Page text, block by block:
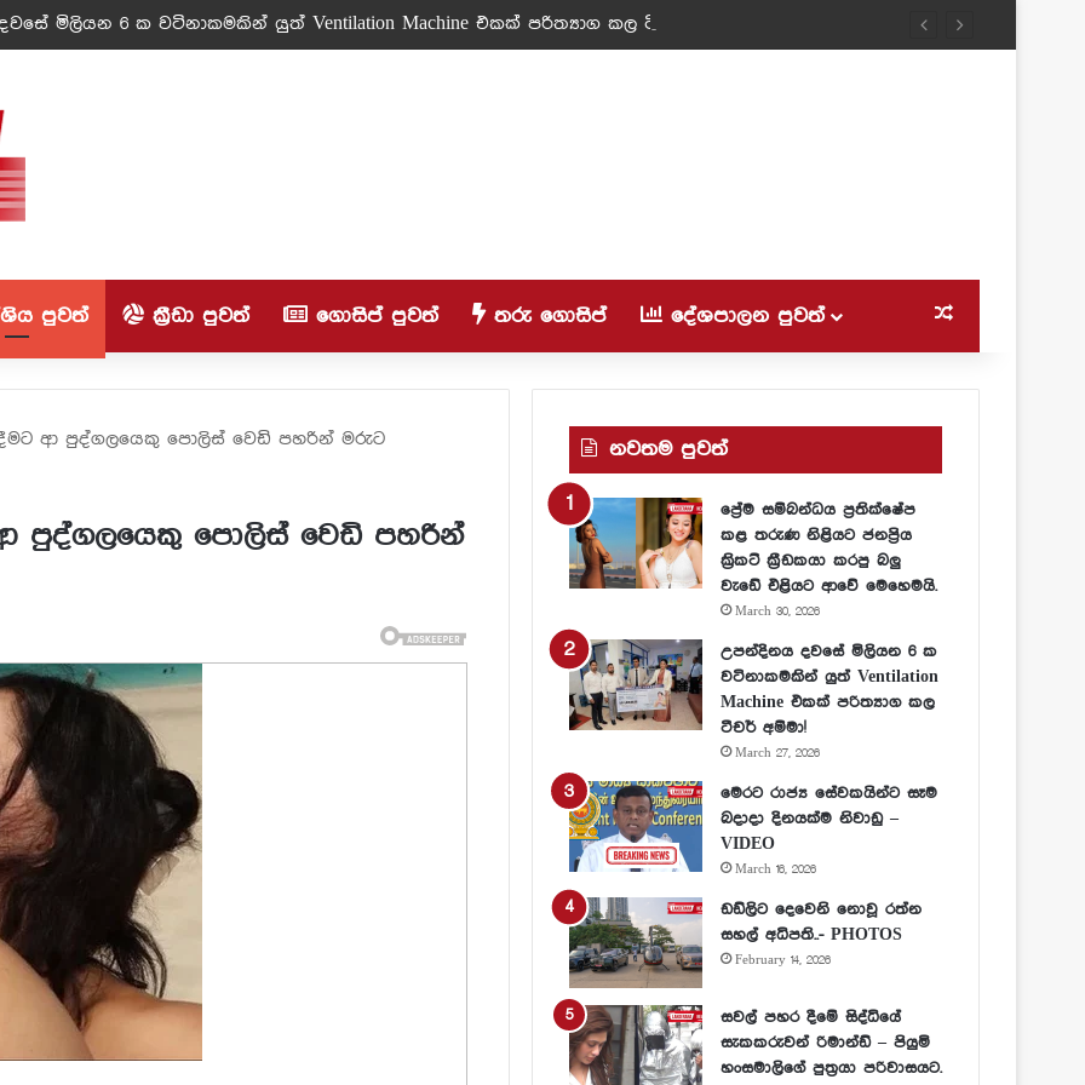
මිලියන 6 ක වටිනාකමකින් යුත් Ventilation Machine එකක් පරිත්‍යාග කල ටීචර් අම්මා!
පුවත් ක්‍රීඩා පුවත් ගොසිප් පුවත් තරු ගොසිප් දේශපාලන පුවත් Random Article
ආ පුද්ගලයෙකු පොලිස් වෙඩි පහරින් මරුට
පොලිස් වෙඩි පහරින්
නවතම පුවත්
ප්‍රේම සම්බන්ධය ප්‍රතික්ෂේප
කළ තරුණ නිළියට ජනප්‍රිය
ක්‍රිකට් ක්‍රීඩකයා කරපු බලු
වැඩේ එළියට ආවේ මෙහෙමයි.
March 30, 2026
උපන්දිනය දවසේ මිලියන 6 ක
වටිනාකමකින් යුත් Ventilation
Machine එකක් පරිත්‍යාග කල
ටීචර් අම්මා!
March 27, 2026
මෙරට රාජ්‍ය සේවකයින්ට සෑම
බදාදා දිනයක්ම නිවාඩු –
VIDEO
March 16, 2026
ඩඩ්ලිට දෙවෙනි නොවූ රත්න
සහල් අධිපති..- PHOTOS
February 14, 2026
සවල් පහර දීමේ සිද්ධියේ
සැකකරුවන් රිමාන්ඩ් – පියුමි
හංසමාලිගේ පුත්‍රයා පරිවාසයට.